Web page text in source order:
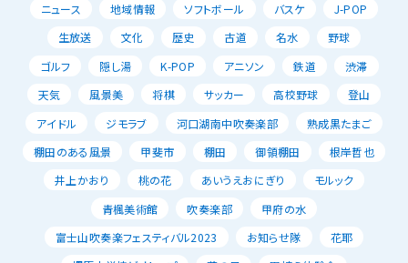
ニュース
地域情報 ソフトボール バスケ
J-POP
生放送
文化 歴史 古道 名水
野球
ゴルフ
隠し湯 K-POP アニソン 鉄道
渋滞
天気
風景美 将棋 サッカー 高校野球
登山
アイドル
ジモラブ 河口湖南中吹奏楽部
熟成黒たまご
棚田のある風景
甲斐市 棚田 御領棚田
根岸哲也
井上かおり
桃の花 あいうえおにぎり
モルック
青楓美術館
吹奏楽部
甲府の水
富士山吹奏楽フェスティバル2023
お知らせ隊
花耶